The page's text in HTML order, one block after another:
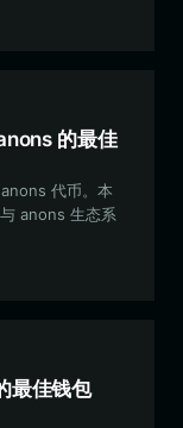
的最佳
代币。本
anons 生态系
最佳钱包